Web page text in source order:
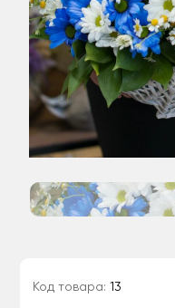
Код товара: 13